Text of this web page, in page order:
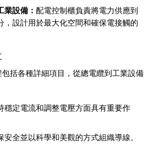
業設備： 配電控制櫃負責將電力供應到
，設計用於最大化空間和確保電接觸的
包括各種詳細項目，從總電纜到工業設備
穩定電流和調整電壓方面具有重要作
安全並以科學和美觀的方式組織導線。